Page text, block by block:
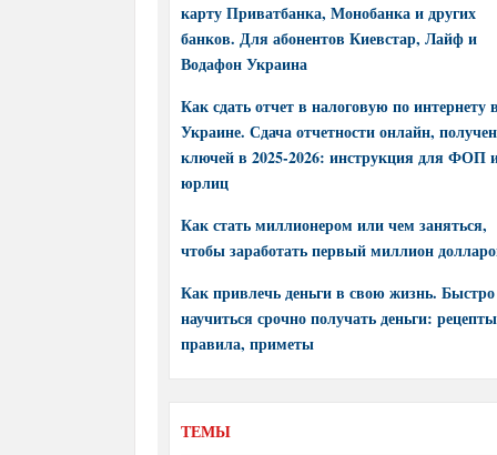
карту Приватбанка, Монобанка и других
банков. Для абонентов Киевстар, Лайф и
Водафон Украина
Как сдать отчет в налоговую по интернету в
Украине. Сдача отчетности онлайн,
ключей в 2025-2026: инструкция для ФОП
юрлиц
Как стать миллионером или чем заняться,
чтобы заработать первый миллион
Как привлечь деньги в свою жизнь. Быстро
научиться срочно получать деньги:
правила, приметы
ТЕМЫ